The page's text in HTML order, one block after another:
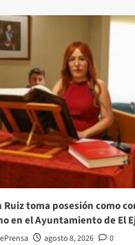
Ruiz toma posesión como
en el Ayuntamiento de El
agosto 8, 2026 0